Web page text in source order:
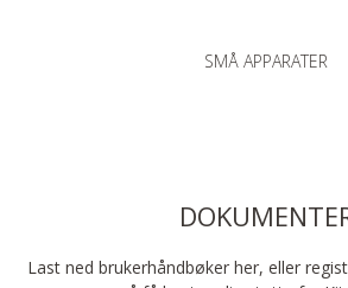
SMÅ APPARATER
Last ned brukerhåndbøker her, eller